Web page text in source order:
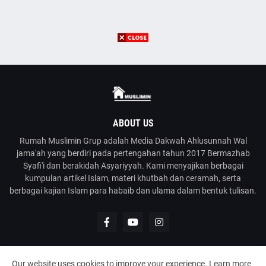
ABOUT US
Rumah Muslimin Grup adalah Media Dakwah Ahlusunnah Wal
jama'ah yang berdiri pada pertengahan tahun 2017 Bermazhab
Syafi'i dan berakidah Asyariyyah. Kami menyajikan berbagai
kumpulan artikel Islam, materi khutbah dan ceramah, serta
berbagai kajian Islam para habaib dan ulama dalam bentuk tulisan.
Our website uses cookies to improve your experience. Learn more